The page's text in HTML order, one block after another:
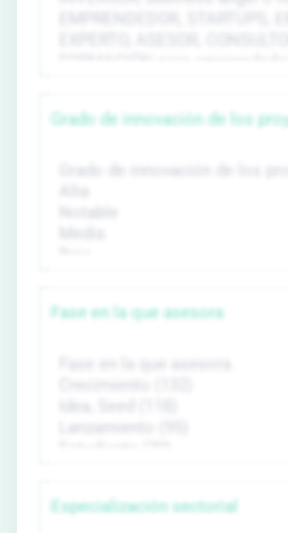
Grado de innovación de los
Fase en la que asesora
Especialización sectorial